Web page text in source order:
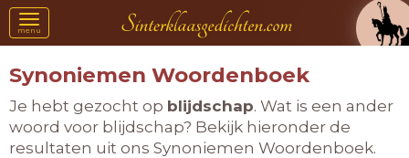
Toggle
navigation
menu
Synoniemen Woordenboek
Je hebt gezocht op blijdschap. Wat is een ander
woord voor blijdschap? Bekijk hieronder de
resultaten uit ons Synoniemen Woordenboek.